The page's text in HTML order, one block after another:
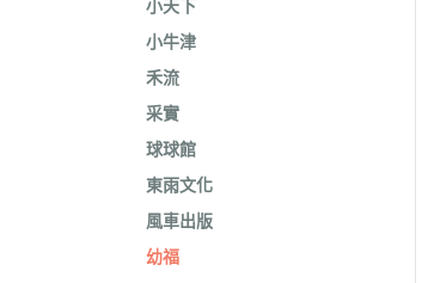
小天下
小牛津
禾流
采實
球球館
東雨文化
風車出版
幼福